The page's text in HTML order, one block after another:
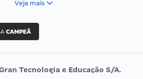
Vunesp
Veja mais
Tecnologia e Educação S/A.